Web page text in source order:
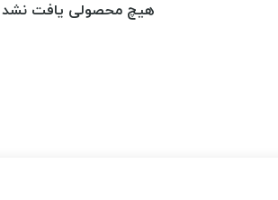
هیچ محصولی یافت نشد